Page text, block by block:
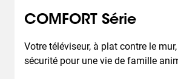
COMFORT Série
Votre téléviseur, à plat contre le
sécurité pour une vie de famille